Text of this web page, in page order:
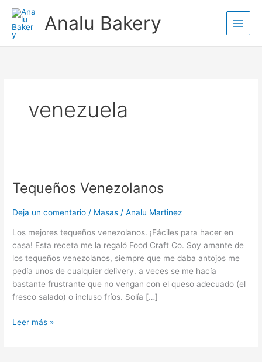
contenido
Analu Bakery
venezuela
Tequeños Venezolanos
Deja un comentario / Masas /Analu Martinez
Los mejores tequeños venezolanos. ¡Fáciles para hacer en
casa! Esta receta me la regaló Food Craft Co. Soy amante de
los tequeños venezolanos, siempre que me daba antojos me
pedía unos de cualquier delivery. a veces se me hacía
bastante frustrante que no vengan con el queso adecuado (el
fresco salado) o incluso fríos. Solía […]
Leer más »